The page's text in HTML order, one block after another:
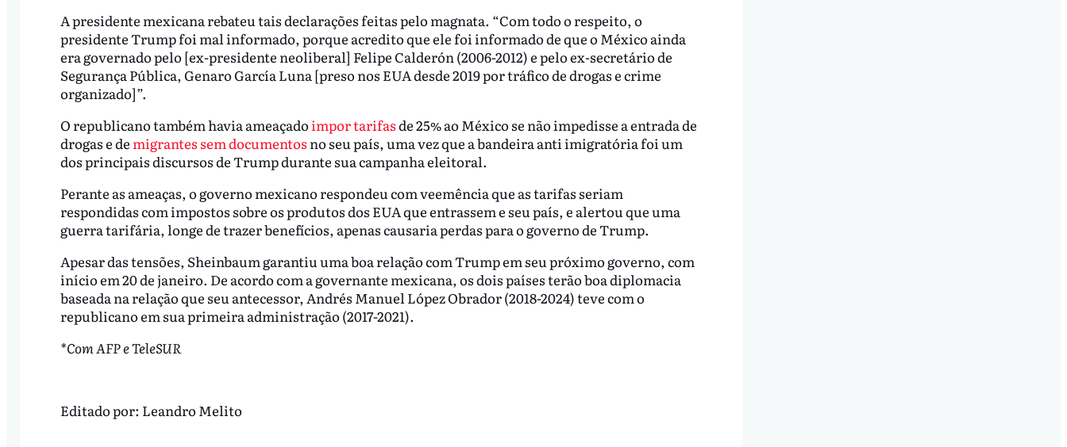
A presidente mexicana rebateu tais declarações feitas pelo magnata. “Com todo o respeito, o
presidente Trump foi mal informado, porque acredito que ele foi informado de que o México ainda
era governado pelo [ex-presidente neoliberal] Felipe Calderón (2006-2012) e pelo ex-secretário de
Segurança Pública, Genaro García Luna [preso nos EUA desde 2019 por tráfico de drogas e crime
organizado]”.
O republicano também havia ameaçado impor tarifasde 25% ao México se não impedisse a entrada de
drogas e de migrantes sem documentos no seu país, uma vez que a bandeira anti imigratória foi um
dos principais discursos de Trump durante sua campanha eleitoral.
Perante as ameaças, o governo mexicano respondeu com veemência que as tarifas seriam
respondidas com impostos sobre os produtos dos EUA que entrassem e seu país, e alertou que uma
guerra tarifária, longe de trazer benefícios, apenas causaria perdas para o governo de Trump.
Apesar das tensões, Sheinbaum garantiu uma boa relação com Trump em seu próximo governo, com
início em 20 de janeiro. De acordo com a governante mexicana, os dois países terão boa diplomacia
baseada na relação que seu antecessor, Andrés Manuel López Obrador (2018-2024) teve com o
republicano em sua primeira administração (2017-2021).
*Com AFP e TeleSUR
Editado por: Leandro Melito